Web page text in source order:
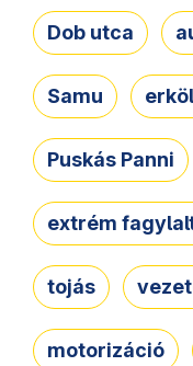
Dob utca
Samu
Puskás Panni
extrém
tojás
motorizáció